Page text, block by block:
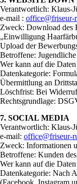
Verantwortlich: Klaus-
e-mail : office@friseur-
Zweck: Download des
„Einwilligung
Upload der
Betroffene:
Wer kann auf die
Datenkategorie:
Übermittlung an
Löschfrist: Bei
Rechtsgrundlage:
7. SOCIAL MEDIA
Verantwortlich: Klaus-
e-mail: office@friseur-
Zweck: Informationen
Betroffene: Kunden
Wer kann auf die
Datenkategorie: Nach
(Facebook, Instagram